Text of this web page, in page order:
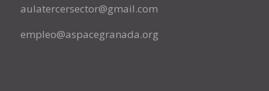
aulatercersector@gmail.com
empleo@aspacegranada.org